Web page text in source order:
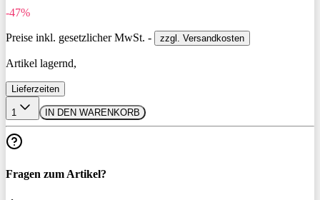
-47%
Preise inkl. gesetzlicher MwSt. - zzgl. Versandkosten
Artikel lagernd,
Lieferzeiten
1 IN DEN WARENKORB
Fragen zum Artikel?